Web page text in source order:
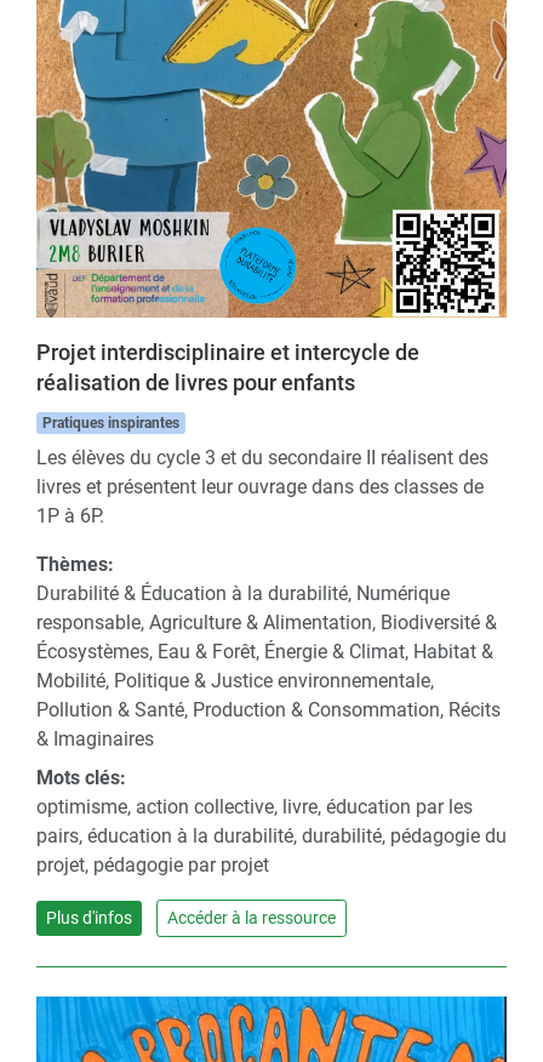
Projet interdisciplinaire et intercycle de
réalisation de livres pour enfants
Pratiques inspirantes
Les élèves du cycle 3 et du secondaire II réalisent des
livres et présentent leur ouvrage dans des classes de
1P à 6P.
Thèmes:
Durabilité & Éducation à la durabilité, Numérique
responsable, Agriculture & Alimentation, Biodiversité &
Écosystèmes, Eau & Forêt, Énergie & Climat, Habitat &
Mobilité, Politique & Justice environnementale,
Pollution & Santé, Production & Consommation, Récits
& Imaginaires
Mots clés:
optimisme, action collective, livre, éducation par les
pairs, éducation à la durabilité, durabilité, pédagogie du
projet, pédagogie par projet
Plus d'infos Accéder à la ressource